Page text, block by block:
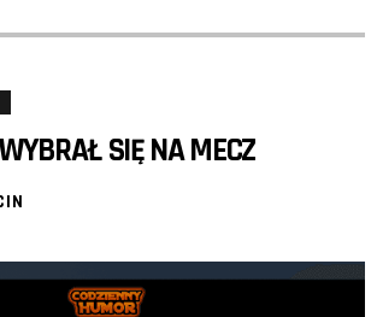
SIĘ NA MECZ